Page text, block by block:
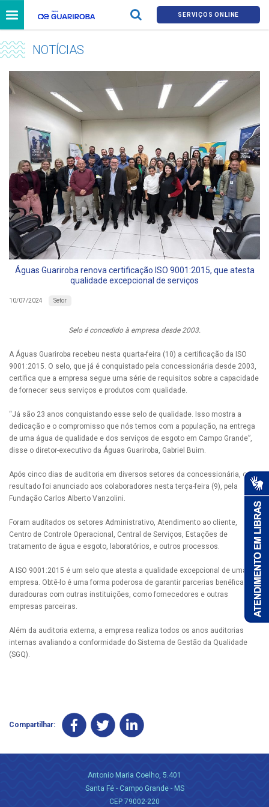
SERVIÇOS ONLINE
NOTÍCIAS
Águas Guariroba renova certificação ISO 9001:2015, que atesta
qualidade excepcional de serviços
10/07/2024 Setor
Selo é concedido à empresa desde 2003.
A Águas Guariroba recebeu nesta quarta-feira (10) a certificação da ISO
9001:2015. O selo, que já é conquistado pela concessionária desde 2003,
certifica que a empresa segue uma série de requisitos sobre a capacidade
de fornecer seus serviços e produtos com qualidade.
“Já são 23 anos conquistando esse selo de qualidade. Isso mostra a
dedicação e o compromisso que nós temos com a população, na entrega
de uma água de qualidade e dos serviços de esgoto em Campo Grande”,
disse o diretor-executivo da Águas Guariroba, Gabriel Buim.
Após cinco dias de auditoria em diversos setores da concessionária, o
resultado foi anunciado aos colaboradores nesta terça-feira (9), pela
Fundação Carlos Alberto Vanzolini.
Foram auditados os setores Administrativo, Atendimento ao cliente,
Centro de Controle Operacional, Central de Serviços, Estações de
tratamento de água e esgoto, laboratórios, e outros processos.
A ISO 9001:2015 é um selo que atesta a qualidade excepcional de uma
empresa. Obtê-lo é uma forma poderosa de garantir parcerias benéficas e
duradouras com outras instituições, como fornecedores e outras
empresas parceiras.
Além da auditoria externa, a empresa realiza todos os anos auditorias
internas avaliando a conformidade do Sistema de Gestão da Qualidade
(SGQ).
Compartilhar:
Antonio Maria Coelho, 5.401
Santa Fé - Campo Grande - MS
CEP 79002-220